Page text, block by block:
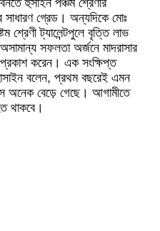
হুসাইন পঞ্চম শ্রেণীর
সাধারণ গ্রেড। অন্যদিকে মোঃ
শ্রেণী ট্যালেন্টপুলে বৃত্তি লাভ
সফলতা অর্জনে মাদরাসার
প্রকাশ করেন। এক সংক্ষিপ্ত
বলেন, প্রথম বছরেই এমন
অনেক বেড়ে গেছে। আগামীতে
থাকবে।